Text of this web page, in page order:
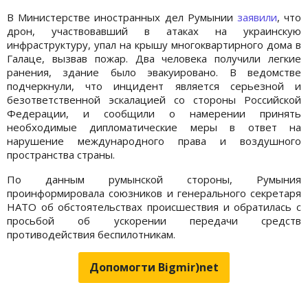
В Министерстве иностранных дел Румынии заявили, что
дрон, участвовавший в атаках на украинскую
инфраструктуру, упал на крышу многоквартирного дома в
Галаце, вызвав пожар. Два человека получили легкие
ранения, здание было эвакуировано. В ведомстве
подчеркнули, что инцидент является серьезной и
безответственной эскалацией со стороны Российской
Федерации, и сообщили о намерении принять
необходимые дипломатические меры в ответ на
нарушение международного права и воздушного
пространства страны.
По данным румынской стороны, Румыния
проинформировала союзников и генерального секретаря
НАТО об обстоятельствах происшествия и обратилась с
просьбой об ускорении передачи средств
противодействия беспилотникам.
Допомогти Bigmir)net